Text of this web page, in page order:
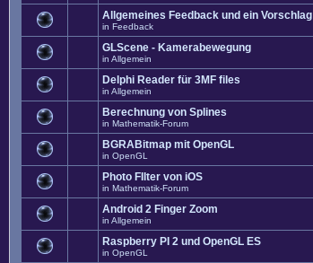
Allgemeines Feedback und ein Vorschlag
in Feedback
GLScene - Kamerabewegung
in Allgemein
Delphi Reader für 3MF files
in Allgemein
Berechnung von Splines
in Mathematik-Forum
BGRABitmap mit OpenGL
in OpenGL
Photo FIlter von iOS
in Mathematik-Forum
Android 2 Finger Zoom
in Allgemein
Raspberry PI 2 und OpenGL ES
in OpenGL